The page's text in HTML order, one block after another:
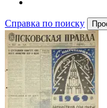
Справка по поиску